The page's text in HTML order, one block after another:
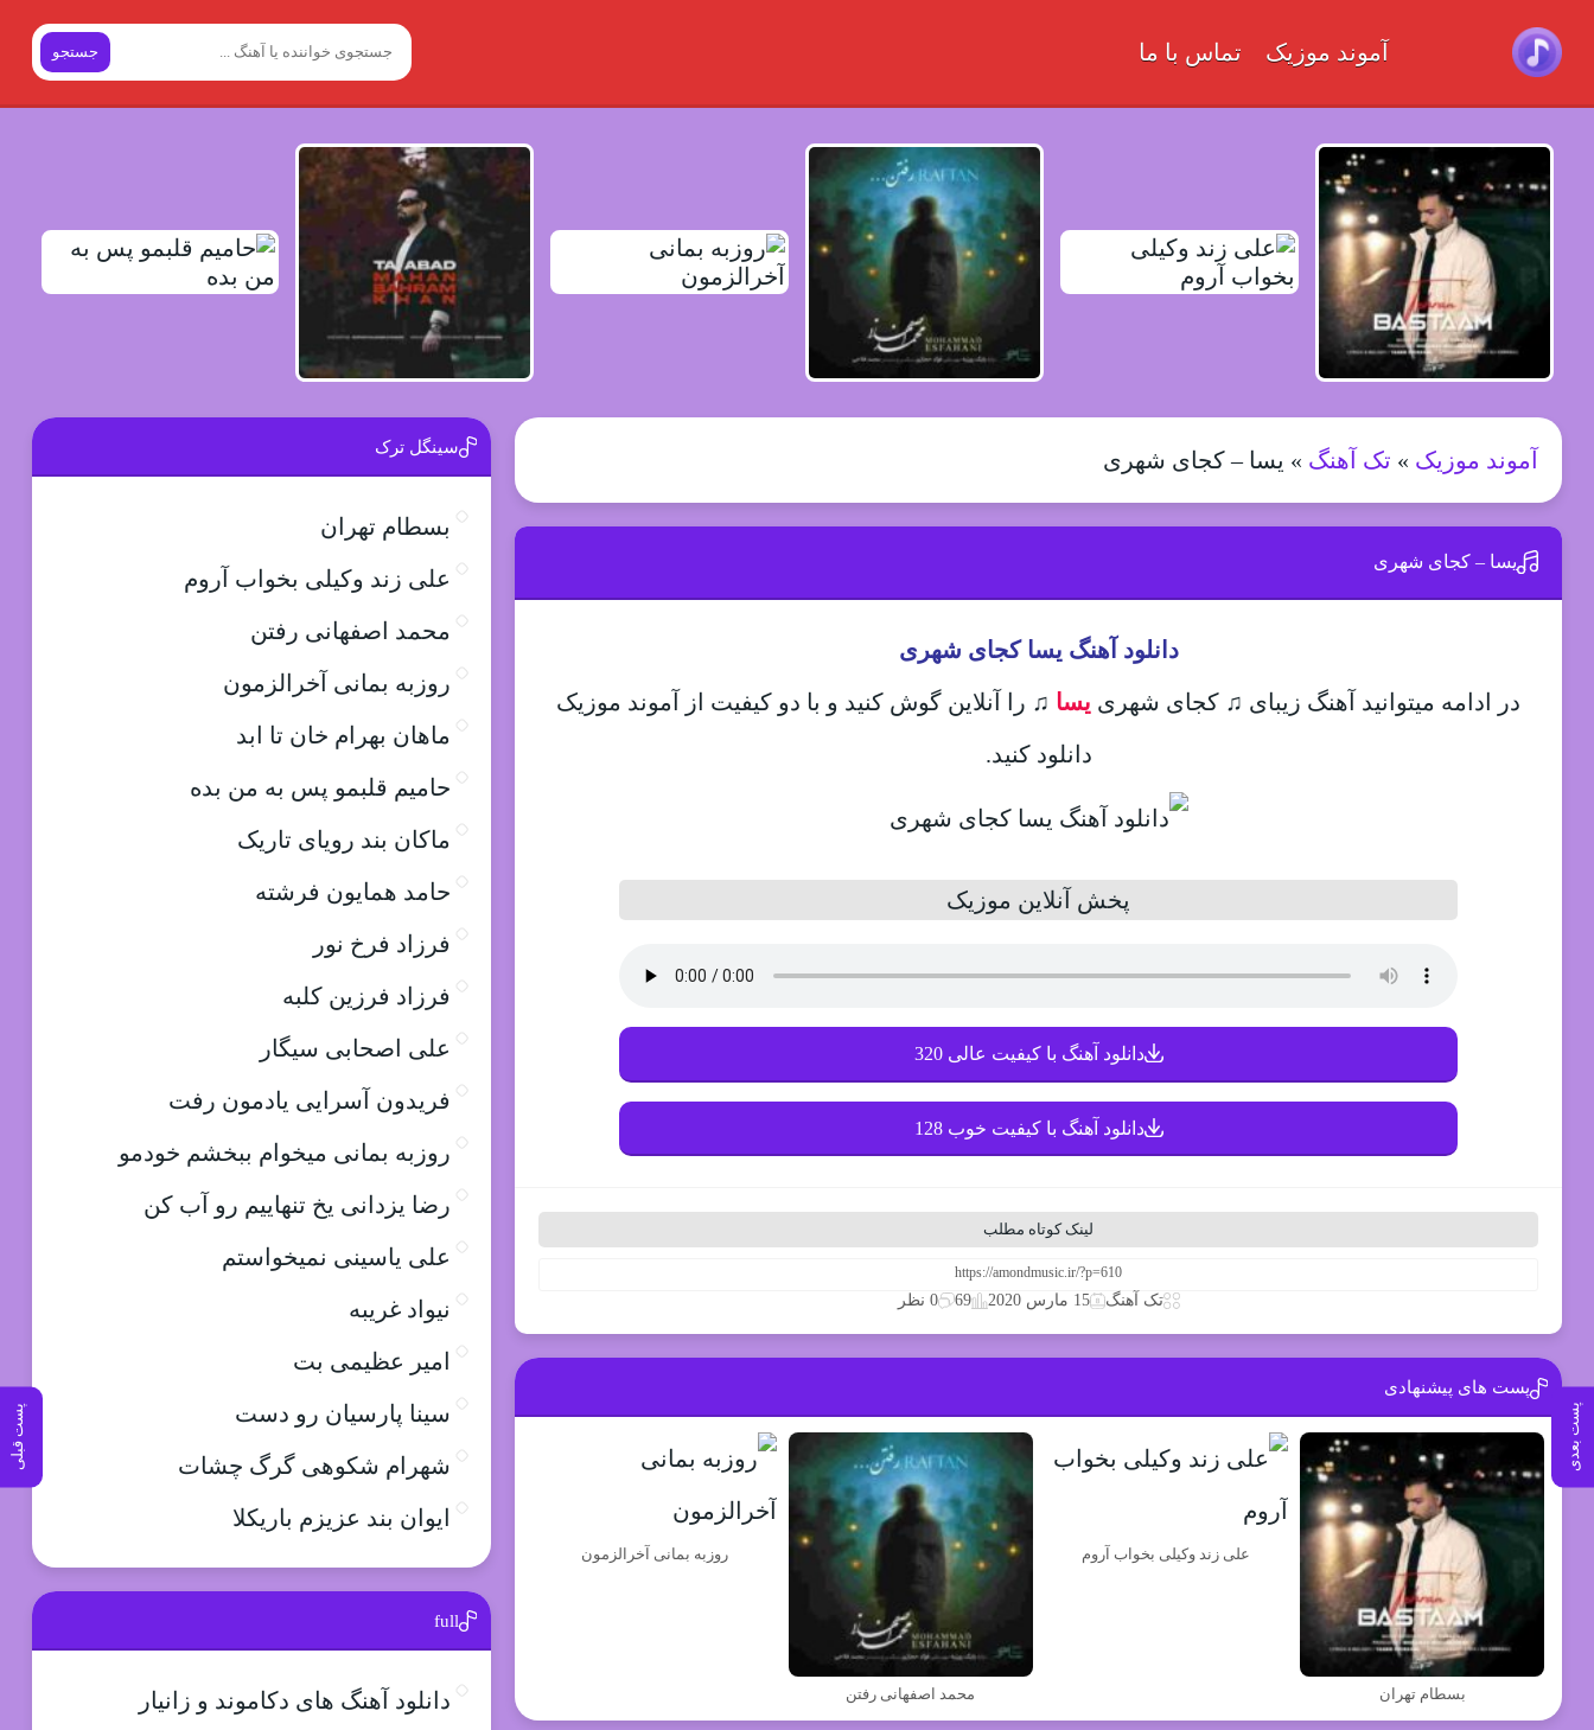
آموند موزیک تماس با ما جستجو
آموند موزیک » تک آهنگ » یسا – کجای شهری
پست بعدی پست قبلی
یسا – کجای شهری
دانلود آهنگ یسا کجای شهری
در ادامه میتوانید آهنگ زیبای ♫ کجای شهری یسا ♫ را آنلاین گوش کنید و با دو کیفیت از آموند موزیک
دانلود کنید.
پخش آنلاین موزیک
دانلود آهنگ با کیفیت عالی 320
دانلود آهنگ با کیفیت خوب 128
لینک کوتاه مطلب
تک آهنگ 15 مارس 2020 69 0 نظر
پست های پیشنهادی
بسطام تهران
علی زند وکیلی بخواب آروم
محمد اصفهانی رفتن
روزبه بمانی آخرالزمون
سینگل ترک
بسطام تهران
علی زند وکیلی بخواب آروم
محمد اصفهانی رفتن
روزبه بمانی آخرالزمون
ماهان بهرام خان تا ابد
حامیم قلبمو پس به من بده
ماکان بند رویای تاریک
حامد همایون فرشته
فرزاد فرخ نور
فرزاد فرزین کلبه
علی اصحابی سیگار
فریدون آسرایی یادمون رفت
روزبه بمانی میخوام ببخشم خودمو
رضا یزدانی یخ تنهاییم رو آب کن
علی یاسینی نمیخواستم
نیواد غریبه
امیر عظیمی بت
سینا پارسیان رو دست
شهرام شکوهی گرگ چشات
ایوان بند عزیزم باریکلا
full
دانلود آهنگ های دکاموند و زانیار